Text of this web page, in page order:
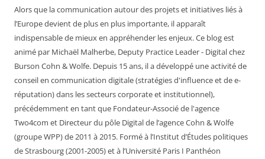
Alors que la communication autour des projets et initiatives liés à
l’Europe devient de plus en plus importante, il apparaît
indispensable de mieux en appréhender les enjeux. Ce blog est
animé par Michaël Malherbe, Deputy Practice Leader - Digital chez
Burson Cohn & Wolfe. Depuis 15 ans, il a développé une activité de
conseil en communication digitale (stratégies d'influence et de e-
réputation) dans les secteurs corporate et institutionnel),
précédemment en tant que Fondateur-Associé de l'agence
Two4com et Directeur du pôle Digital de l’agence Cohn & Wolfe
(groupe WPP) de 2011 à 2015. Formé à l’Institut d’Études politiques
de Strasbourg (2001-2005) et à l’Université Paris I Panthéon